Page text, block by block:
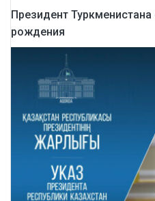
Президент
рождения